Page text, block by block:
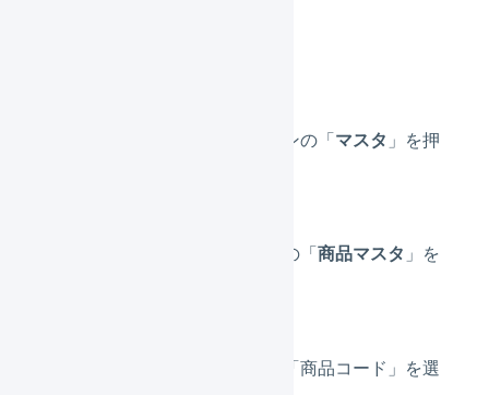
メインナビゲーションの「マスタ 」を押
サブナビゲーションの「商品マスタ 」を
発注点を設定したい「商品コード」を選